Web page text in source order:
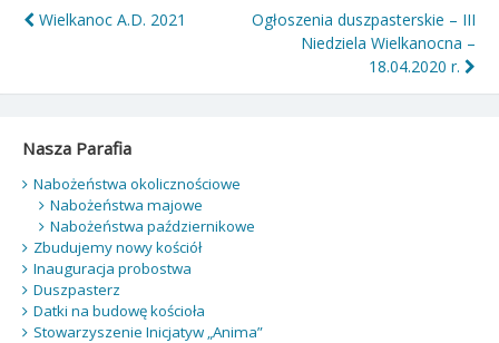
Nawigacja
Wielkanoc A.D. 2021
Ogłoszenia duszpasterskie – III
Niedziela Wielkanocna –
18.04.2020 r.
Nasza Parafia
Nabożeństwa okolicznościowe
Nabożeństwa majowe
Nabożeństwa październikowe
Zbudujemy nowy kościół
Inauguracja probostwa
Duszpasterz
Datki na budowę kościoła
Stowarzyszenie Inicjatyw „Anima”